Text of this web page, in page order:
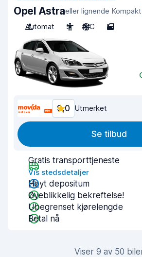
Opel Astraeller lignende Kompakt
Automat
5 A/C 5
9,0 Utmerket
Se tilbud
Gratis transporttjeneste
Vis stedsdetaljer
Høyt depositum
Øyeblikkelig bekreftelse!
Ubegrenset kjørelengde
Betal nå
Viser 9 av 50